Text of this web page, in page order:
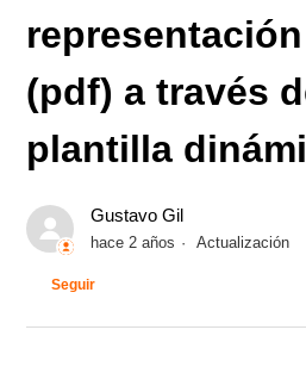
(pdf) a través
plantilla
Gustavo Gil
hace 2 años Actualización
Seguir